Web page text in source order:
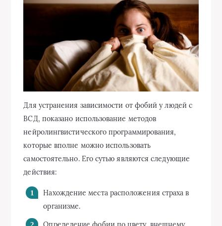
Для устранения зависимости от фобий у людей с
ВСД, показано использование методов
нейролингвистического программирования,
которые вполне можно использовать
самостоятельно. Его сутью являются следующие
действия:
Нахождение места расположения страха в
организме.